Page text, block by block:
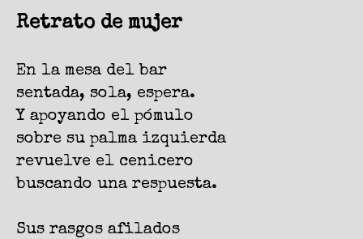
Retrato de mujer
En la mesa del bar
sentada, sola, espera.
Y apoyando el pómulo
sobre su palma izquierda
revuelve el cenicero
buscando una respuesta.
Sus rasgos afilados